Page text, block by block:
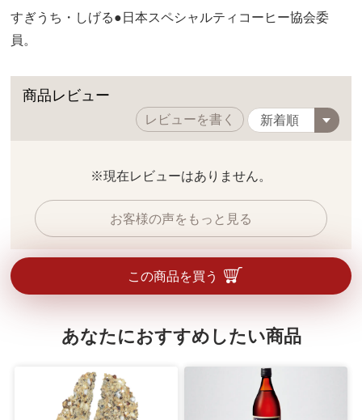
すぎうち・しげる●日本スペシャルティコーヒー協会委
員。
商品レビュー
レビューを書く
※現在レビューはありません。
お客様の声をもっと見る
この商品を買う
あなたにおすすめしたい商品